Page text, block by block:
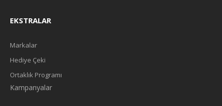
EKSTRALAR
Markalar
Hediye Çeki
Ortaklık Programı
Kampanyalar